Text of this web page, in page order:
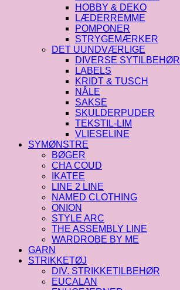
HOBBY & DEKO
LÆDERREMME
POMPONER
STRYGEMÆRKER
DET UUNDVÆRLIGE
DIVERSE SYTILBEHØR
LABELS
KRIDT & TUSCH
NÅLE
SAKSE
SKULDERPUDER
TEKSTIL-LIM
VLIESELINE
SYMØNSTRE
BØGER
CHA COUD
IKATEE
LINE 2 LINE
NAMED CLOTHING
ONION
STYLE ARC
THE ASSEMBLY LINE
WARDROBE BY ME
GARN
STRIKKETØJ
DIV. STRIKKETILBEHØR
EUCALAN